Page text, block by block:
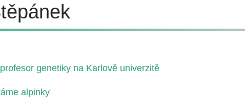
genetiky na Karlově univerzitě
alpinky